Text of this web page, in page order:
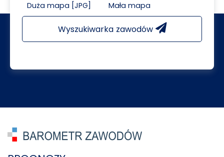
Duża mapa [JPG] Mała mapa
Wyszukiwarka zawodów